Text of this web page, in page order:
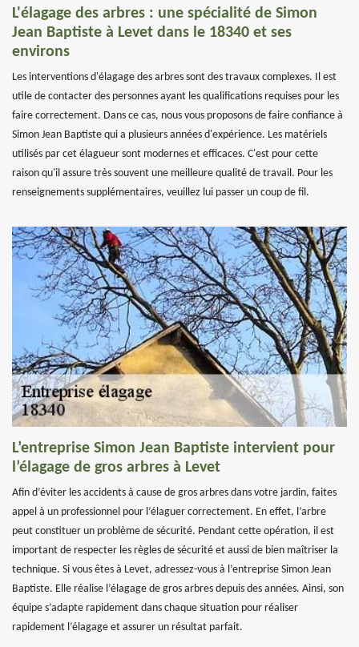
L'élagage des arbres : une spécialité de Simon
Jean Baptiste à Levet dans le 18340 et ses
environs
Les interventions d'élagage des arbres sont des travaux complexes. Il est
utile de contacter des personnes ayant les qualifications requises pour les
faire correctement. Dans ce cas, nous vous proposons de faire confiance à
Simon Jean Baptiste qui a plusieurs années d'expérience. Les matériels
utilisés par cet élagueur sont modernes et efficaces. C'est pour cette
raison qu'il assure très souvent une meilleure qualité de travail. Pour les
renseignements supplémentaires, veuillez lui passer un coup de fil.
L’entreprise Simon Jean Baptiste intervient pour
l’élagage de gros arbres à Levet
Afin d’éviter les accidents à cause de gros arbres dans votre jardin, faites
appel à un professionnel pour l’élaguer correctement. En effet, l’arbre
peut constituer un problème de sécurité. Pendant cette opération, il est
important de respecter les règles de sécurité et aussi de bien maîtriser la
technique. Si vous êtes à Levet, adressez-vous à l’entreprise Simon Jean
Baptiste. Elle réalise l’élagage de gros arbres depuis des années. Ainsi, son
équipe s’adapte rapidement dans chaque situation pour réaliser
rapidement l’élagage et assurer un résultat parfait.